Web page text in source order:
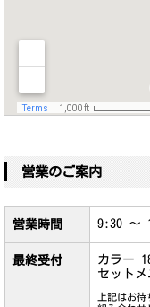
営業のご案内
営業時間 9:30 ～
最終受付
カラー
セット
上記はお